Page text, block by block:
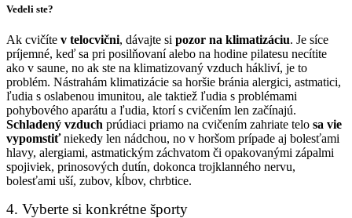
Vedeli ste?
Ak cvičíte v telocvični, dávajte si pozor na klimatizáciu. Je síce
príjemné, keď sa pri posilňovaní alebo na hodine pilatesu necítite
ako v saune, no ak ste na klimatizovaný vzduch hákliví, je to
problém. Nástrahám klimatizácie sa horšie bránia alergici, astmatici,
ľudia s oslabenou imunitou, ale taktiež ľudia s problémami
pohybového aparátu a ľudia, ktorí s cvičením len začínajú.
Schladený vzduch prúdiaci priamo na cvičením zahriate telo sa vie
vypomstiťniekedy len nádchou, no v horšom prípade aj bolesťami
hlavy, alergiami, astmatickým záchvatom či opakovanými zápalmi
spojiviek, prinosových dutín, dokonca trojklanného nervu,
bolesťami uší, zubov, kĺbov, chrbtice.
4. Vyberte si konkrétne športy